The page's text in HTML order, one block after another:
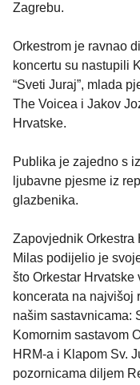
Zagrebu.
Orkestrom je ravnao
koncertu su nastupili
“Sveti Juraj”, mlada
The Voicea i Jakov
Hrvatske.
Publika je zajedno s
ljubavne pjesme iz
glazbenika.
Zapovjednik Orkestra
Milas podijelio je
što Orkestar
koncerata na najvišoj
našim sastavnicama:
Komornim sastavom
HRM-a i Klapom Sv.
pozornicama diljem